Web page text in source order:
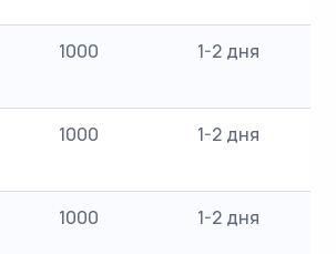
1000 1-2 дня
1000 1-2 дня
1000 1-2 дня